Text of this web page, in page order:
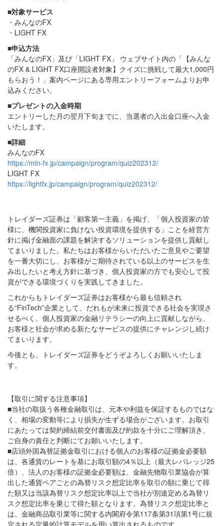
■対象サービス
・みんなのFX
・LIGHT FX
■申込方法
「みんなのFX」及び「LIGHT FX」 ウェブサイト内の「【みんな
のFX & LIGHT FX口座開設者対象】クイズに挑戦して最大1,000円
もらおう！」案内ページにある専用エントリーフォームよりお申
込みください。
■プレゼントの入金時期
エントリーした月の翌月下旬までに、当選者の入出金口座へ入金
いたします。
■詳細
みんなのFX
https://min-fx.jp/campaign/program/quiz202312/
LIGHT FX
https://lightfx.jp/campaign/program/quiz202312/
トレイダーズ証券は「顧客第一主義」を掲げ、「個人投資家の皆
様に、機関投資家に負けない投資環境を提供する」ことを経営方
針に掲げ金融面の課題を解決するソリューションを提供し貢献し
てまいりました。私たちはお客様からいただいたご意見やご要望
を一番大切にし、お客様がご期待されている以上のサービスを生
み出したいと考え方針に基づき、個人投資家の方でも安心して投
資ができる環境づくりを実践してきました。
これからもトレイダーズ証券はお客様から最も信頼され
る“FinTech”企業として、だれもが未来に投資できる社会を実現さ
せるべく、個人投資家の金融リテラシーの向上に貢献しながら、
お客様と社会が求める新たなサービスの提供にチャレンジし続け
てまいります。
今後とも、トレイダーズ証券をどうぞよろしくお願いいたしま
す。
【取引に関する注意事項】
■当社の取扱う各種金融取引は、元本や利益を保証するものではな
く、相場の変動等により損失が生ずる場合がございます。お取引
にあたっては契約締結前交付書面及び約款を十分にご理解頂き、
ご自身の責任と判断にてお願いいたします。
■店頭外国為替証拠金取引における個人のお客様の証拠金必要額
は、各通貨のレートを基にお取引額の4％以上（最大レバレッジ25
倍）、法人のお客様の証拠金必要額は、金融先物取引業協会が算
出した通貨ペアごとの為替リスク想定比率を取引の額に乗じて得
た額又は当該為替リスク想定比率以上で当社が別途定める為替リ
スク想定比率を乗じて得た額となります。為替リスク想定比率と
は、金融商品取引業等に関する内閣府令第117条第31項第1号に規